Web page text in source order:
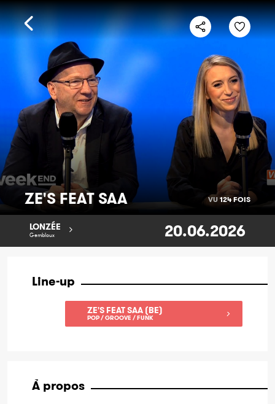
ZE'S FEAT SAA VU 124 FOIS
LONZÉE
Gembloux 20.06.2026
Line-up
ZE'S FEAT SAA (BE)
POP / GROOVE / FUNK
À propos